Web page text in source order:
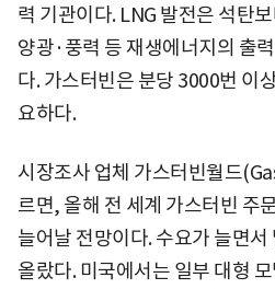
력 기관이다. LNG 발전은 석탄
양광·풍력 등 재생에너지의 출
다. 가스터빈은 분당 3000번 이
요하다.
시장조사 업체 가스터빈월드
르면, 올해 전 세계 가스터빈 주
늘어날 전망이다. 수요가 늘면
올랐다. 미국에서는 일부 대형